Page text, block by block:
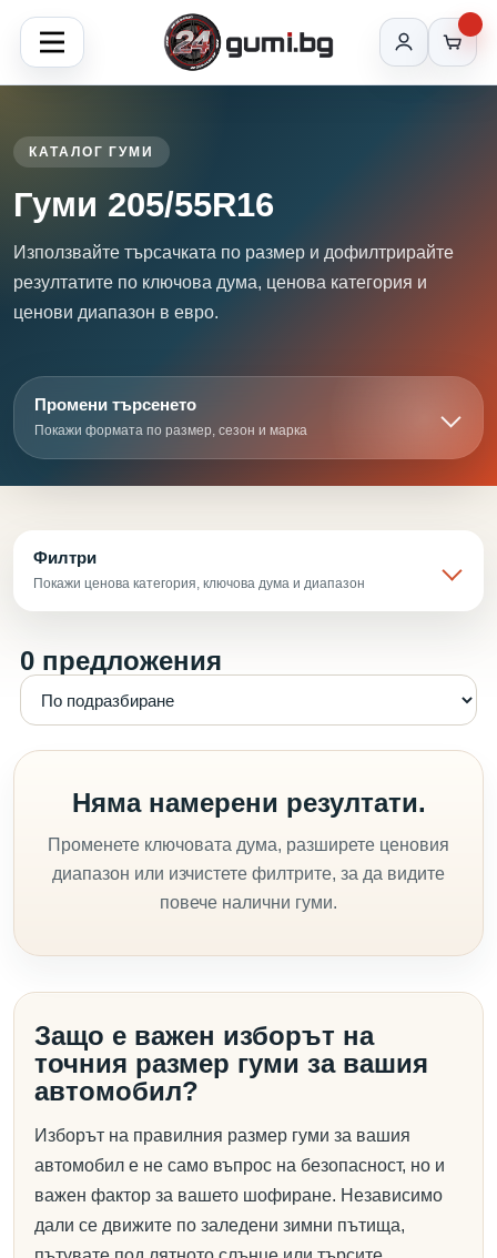
КАТАЛОГ ГУМИ
Гуми 205/55R16
Използвайте търсачката по размер и дофилтрирайте
резултатите по ключова дума, ценова категория и
ценови диапазон в евро.
Промени търсенето
Покажи формата по размер, сезон и марка
Филтри
Покажи ценова категория, ключова дума и диапазон
0 предложения
Няма намерени резултати.
Променете ключовата дума, разширете ценовия
диапазон или изчистете филтрите, за да видите
повече налични гуми.
Защо е важен изборът на
точния размер гуми за вашия
автомобил?
Изборът на правилния размер гуми за вашия
автомобил е не само въпрос на безопасност, но и
важен фактор за вашето шофиране. Независимо
дали се движите по заледени зимни пътища,